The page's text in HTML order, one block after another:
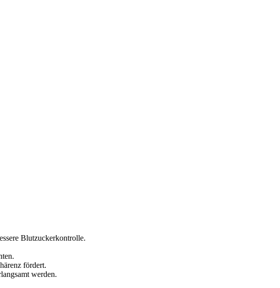
Blutzuckerkontrolle.
fördert.
werden.